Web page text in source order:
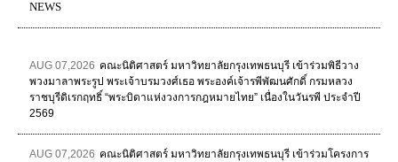
NEWS
AUG 07,2026 คณะนิติศาสตร์ มหาวิทยาลัยกรุงเทพธนบุรี เข้าร่วมพิธีวาง
พวงมาลาพระรูป พระเจ้าบรมวงศ์เธอ พระองค์เจ้ารพีพัฒนศักดิ์ กรมหลวง
ราชบุรีดิเรกฤทธิ์ “พระบิดาแห่งวงการกฎหมายไทย” เนื่องในวันรพี ประจำปี
2569
AUG 07,2026 คณะนิติศาสตร์ มหาวิทยาลัยกรุงเทพธนบุรี เข้าร่วมโครงการ